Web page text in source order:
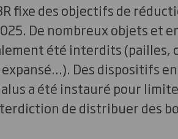
fixe des objectifs de
De nombreux objets et
été interdits (pailles,
Des dispositifs
a été instauré pour
de distribuer des